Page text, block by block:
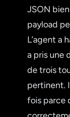
JSON
payload
L’agent a
a pris une
de trois
pertinent.
fois parce